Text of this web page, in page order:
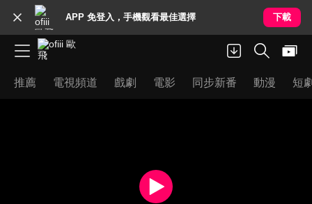
APP 免登入，手機觀看最佳選擇 下載
推薦 電視頻道 戲劇 電影 同步新番 動漫 短